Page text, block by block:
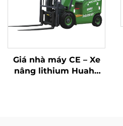
Giá nhà máy CE – Xe
nâng lithium Huahe